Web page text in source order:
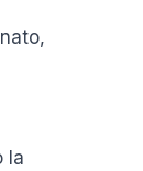
la